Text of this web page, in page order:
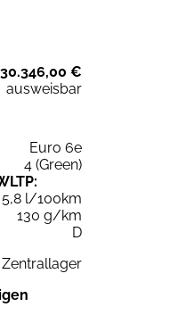
30.346,00 €
ausweisbar
Euro 6e
4 (Green)
5,8 l/100km
130 g/km
D
Zentrallager